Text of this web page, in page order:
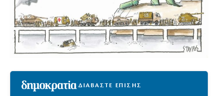
ΔΙΑΒΑΣΤΕ ΕΠΙΣΗΣ